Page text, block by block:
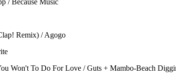
Remix) / Agogo
Won't To Do For Love / Guts + Mambo-Beach